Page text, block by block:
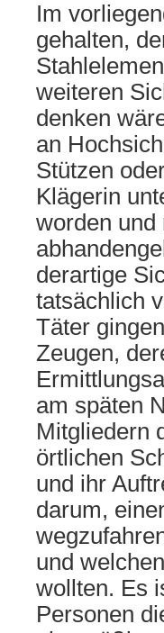
Im
gehalten,
weiteren
denken
an
Stützen
Klägerin
worden und
derartige
tatsächlich
Täter
Zeugen,
am späten
Mitgliedern
örtlichen
und ihr
darum,
und
wollten. Es
Personen